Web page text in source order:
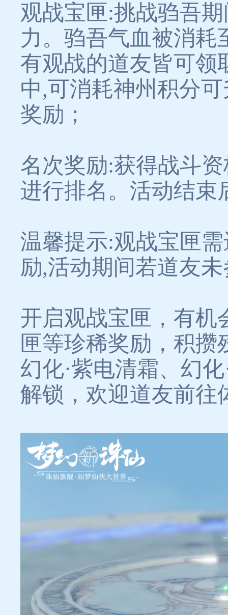
观战宝匣:挑战驺吾
力。驺吾气血被消耗
有观战的道友皆可领
中,可消耗神州积分
奖励；
名次奖励:获得战斗
进行排名。活动结束
温馨提示:观战宝匣
励,活动期间若道友
开启观战宝匣，有机
匣等珍稀奖励，积
幻化·紫电清霜、幻
解锁，欢迎道友前往